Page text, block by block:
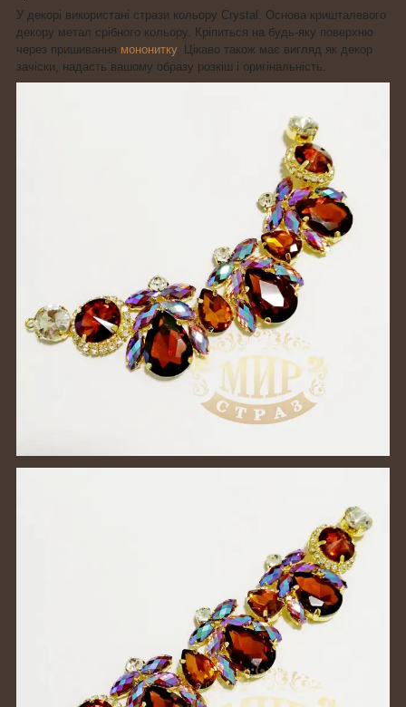
У декорі використані стрази кольору Crystal. Основа кришталевого
декору метал срібного кольору. Кріпиться на будь-яку поверхню
через пришивання мононитку. Цікаво також має вигляд як декор
зачіски, надасть вашому образу розкіш і оригінальність.